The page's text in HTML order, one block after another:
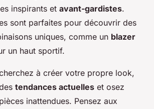
inspirants et avant-gardistes.
sont parfaites pour découvrir des
uniques, comme un blazer
un haut sportif.
à créer votre propre look,
tendances actuelles et osez
inattendues. Pensez aux